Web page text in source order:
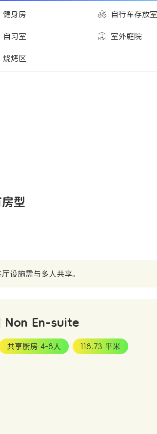
健身房 自行车存放室
自习室 室外庭院
烧烤区
型
设施需与多人共享。
Non En-suite
共享厨房 4-8人 118.73 平米